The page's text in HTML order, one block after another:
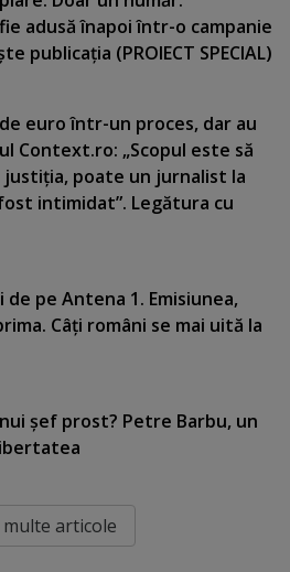
adusă înapoi într-o campanie
publicaţia (PROIECT SPECIAL)
euro într-un proces, dar au
Context.ro: „Scopul este să
poate un jurnalist la
intimidat”. Legătura cu
de pe Antena 1. Emisiunea,
Câţi români se mai uită la
şef prost? Petre Barbu, un
multe articole